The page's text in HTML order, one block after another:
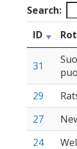
Search:
ID
31
29
27
24